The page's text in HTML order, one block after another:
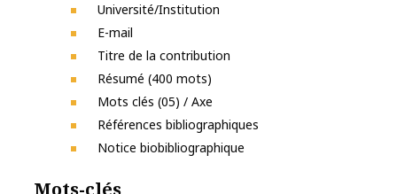
Université/Institution
E-mail
Titre de la contribution
Résumé (400 mots)
Mots clés (05) / Axe
Références bibliographiques
Notice biobibliographique